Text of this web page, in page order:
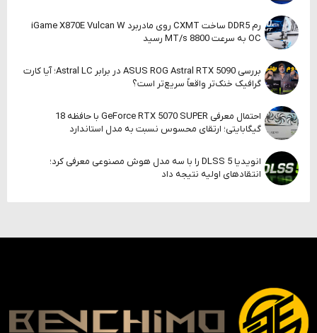
رم DDR5 ساخت CXMT روی مادربرد iGame X870E Vulcan W
OC به سرعت 8800 MT/s رسید
بررسی ASUS ROG Astral RTX 5090 در برابر Astral LC؛ آیا کارت
گرافیک خنک‌تر واقعاً سریع‌تر است؟
احتمال معرفی GeForce RTX 5070 SUPER با حافظه 18
گیگابایتی؛ ارتقای محسوس نسبت به مدل استاندارد
انویدیا DLSS 5 را با سه مدل هوش مصنوعی معرفی کرد؛
انتقادهای اولیه نتیجه داد